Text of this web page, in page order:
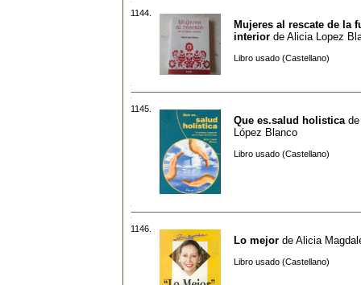
1144.
Mujeres al rescate de la
interior de Alicia Lopez
Libro usado (Castellano)
1145.
Que es.salud holistica de
López Blanco
Libro usado (Castellano)
1146.
Lo mejor de Alicia
Libro usado (Castellano)